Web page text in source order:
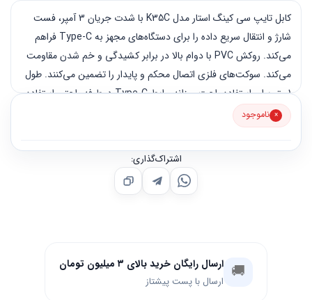
کابل تایپ سی کینگ استار مدل K35C با شدت جریان 3 آمپر، فست
شارژ و انتقال سریع داده را برای دستگاه‌های مجهز به Type-C فراهم
می‌کند. روکش PVC با دوام بالا در برابر کشیدگی و خم شدن مقاومت
می‌کند. سوکت‌های فلزی اتصال محکم و پایدار را تضمین می‌کنند. طول
1 متر برای استفاده راحت روزانه. رابط Type-C دوطرفه راحتی استفاده
ماهه متین. مناسب برای گوشی‌های اندروید جدید و تبلت‌ها.
ناموجود
اشتراک‌گذاری:
🚚 ارسال رایگان خرید بالای ۳ میلیون تومان
ارسال با پست پیشتاز